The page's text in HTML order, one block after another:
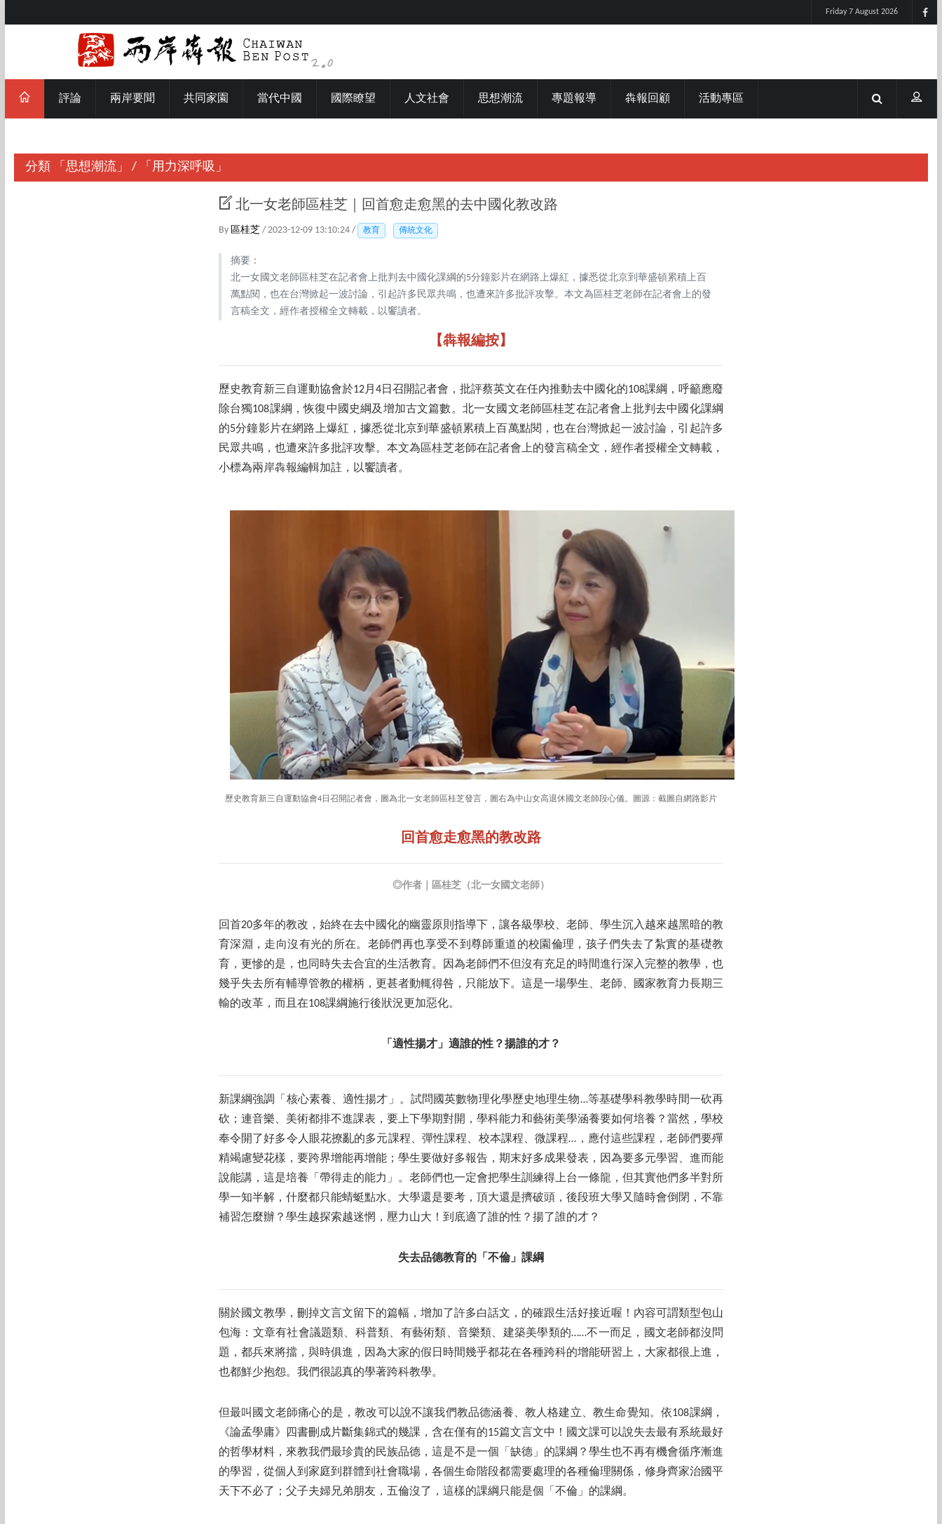
Friday 7 August 2026
評論 兩岸要聞 共同家園 當代中國 國際瞭望 人文社會 思想潮流 專題報導 犇報回顧 活動專區
分類 「思想潮流」 / 「用力深呼吸」
北一女老師區桂芝｜回首愈走愈黑的去中國化教改路
By 區桂芝 / 2023-12-09 13:10:24 / 教育 傳統文化
摘要：
北一女國文老師區桂芝在記者會上批判去中國化課綱的5分鐘影片在網路上爆紅，據悉從北京到華盛頓累積上百
萬點閱，也在台灣掀起一波討論，引起許多民眾共鳴，也遭來許多批評攻擊。本文為區桂芝老師在記者會上的發
言稿全文，經作者授權全文轉載，以饗讀者。
【犇報編按】
歷史教育新三自運動協會於12月4日召開記者會，批評蔡英文在任內推動去中國化的108課綱，呼籲應廢
除台獨108課綱，恢復中國史綱及增加古文篇數。北一女國文老師區桂芝在記者會上批判去中國化課綱
的5分鐘影片在網路上爆紅，據悉從北京到華盛頓累積上百萬點閱，也在台灣掀起一波討論，引起許多
民眾共鳴，也遭來許多批評攻擊。本文為區桂芝老師在記者會上的發言稿全文，經作者授權全文轉載，
小標為兩岸犇報編輯加註，以饗讀者。
歷史教育新三自運動協會4日召開記者會，圖為北一女老師區桂芝發言，圖右為中山女高退休國文老師段心儀。圖源：截圖自網路影片
回首愈走愈黑的教改路
◎作者｜區桂芝（北一女國文老師）
回首20多年的教改，始終在去中國化的幽靈原則指導下，讓各級學校、老師、學生沉入越來越黑暗的教
育深淵，走向沒有光的所在。老師們再也享受不到尊師重道的校園倫理，孩子們失去了紮實的基礎教
育，更慘的是，也同時失去合宜的生活教育。因為老師們不但沒有充足的時間進行深入完整的教學，也
幾乎失去所有輔導管教的權柄，更甚者動輒得咎，只能放下。這是一場學生、老師、國家教育力長期三
輸的改革，而且在108課綱施行後狀況更加惡化。
「適性揚才」適誰的性？揚誰的才？
新課綱強調「核心素養、適性揚才」。試問國英數物理化學歷史地理生物…等基礎學科教學時間一砍再
砍；連音樂、美術都排不進課表，要上下學期對開，學科能力和藝術美學涵養要如何培養？當然，學校
奉令開了好多令人眼花撩亂的多元課程、彈性課程、校本課程、微課程…，應付這些課程，老師們要殫
精竭慮變花樣，要跨界增能再增能；學生要做好多報告，期末好多成果發表，因為要多元學習、進而能
說能講，這是培養「帶得走的能力」。老師們也一定會把學生訓練得上台一條龍，但其實他們多半對所
學一知半解，什麼都只能蜻蜓點水。大學還是要考，頂大還是擠破頭，後段班大學又隨時會倒閉，不靠
補習怎麼辦？學生越探索越迷惘，壓力山大！到底適了誰的性？揚了誰的才？
失去品德教育的「不倫」課綱
關於國文教學，刪掉文言文留下的篇幅，增加了許多白話文，的確跟生活好接近喔！內容可謂類型包山
包海：文章有社會議題類、科普類、有藝術類、音樂類、建築美學類的……不一而足，國文老師都沒問
題，都兵來將擋，與時俱進，因為大家的假日時間幾乎都花在各種跨科的增能研習上，大家都很上進，
也都鮮少抱怨。我們很認真的學著跨科教學。
但最叫國文老師痛心的是，教改可以說不讓我們教品德涵養、教人格建立、教生命覺知。依108課綱，
《論孟學庸》四書刪成片斷集錦式的幾課，含在僅有的15篇文言文中！國文課可以說失去最有系統最好
的哲學材料，來教我們最珍貴的民族品德，這是不是一個「缺德」的課綱？學生也不再有機會循序漸進
的學習，從個人到家庭到群體到社會職場，各個生命階段都需要處理的各種倫理關係，修身齊家治國平
天下不必了；父子夫婦兄弟朋友，五倫沒了，這樣的課綱只能是個「不倫」的課綱。